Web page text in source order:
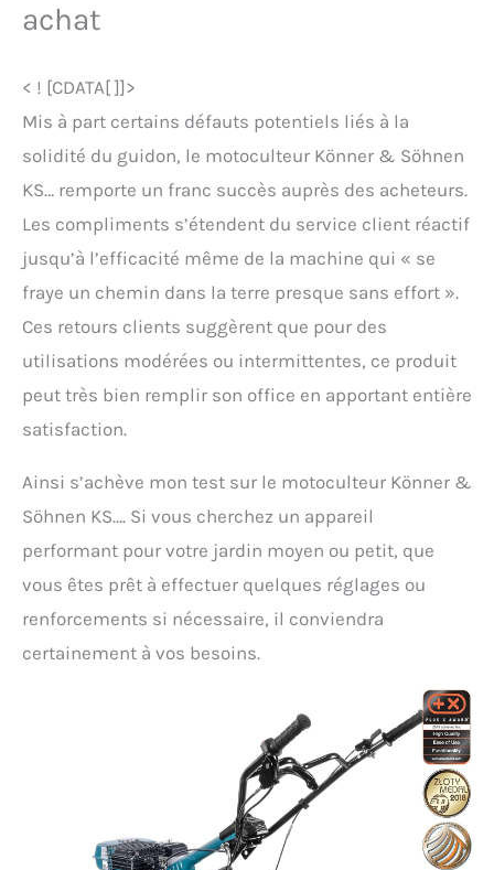
achat
< ! [CDATA[ ]]>
Mis à part certains défauts potentiels liés à la
solidité du guidon, le motoculteur Könner & Söhnen
KS… remporte un franc succès auprès des acheteurs.
Les compliments s’étendent du service client réactif
jusqu’à l’efficacité même de la machine qui « se
fraye un chemin dans la terre presque sans effort ».
Ces retours clients suggèrent que pour des
utilisations modérées ou intermittentes, ce produit
peut très bien remplir son office en apportant entière
satisfaction.
Ainsi s’achève mon test sur le motoculteur Könner &
Söhnen KS…. Si vous cherchez un appareil
performant pour votre jardin moyen ou petit, que
vous êtes prêt à effectuer quelques réglages ou
renforcements si nécessaire, il conviendra
certainement à vos besoins.